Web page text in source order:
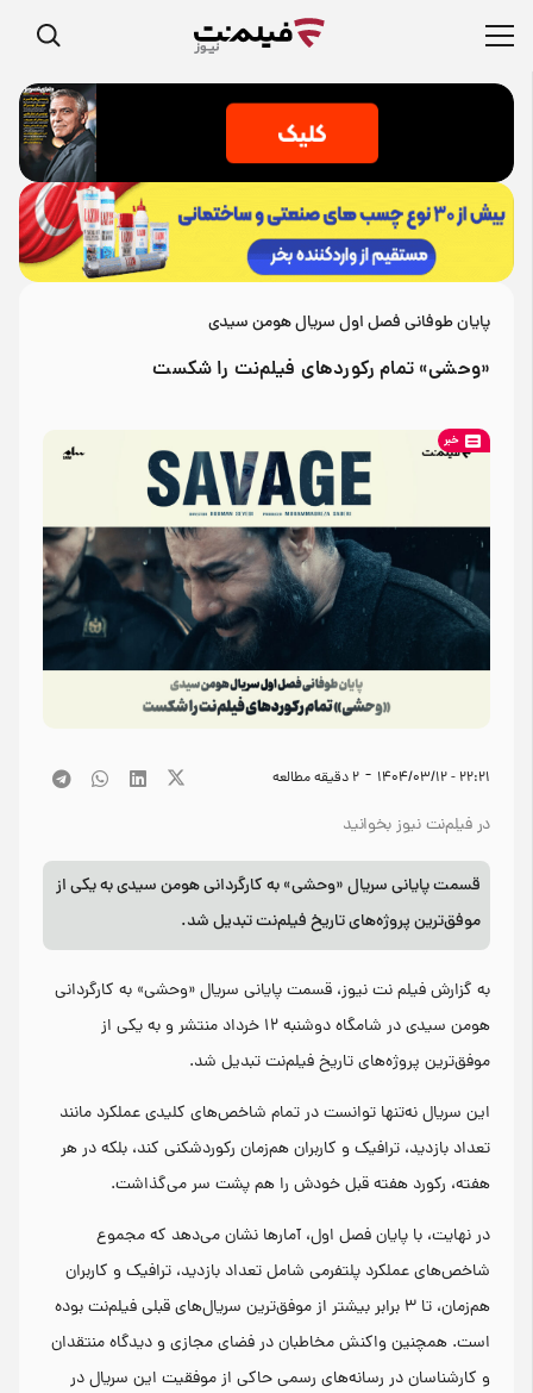
پایان طوفانی فصل اول سریال هومن سیدی
«وحشی» تمام رکوردهای فیلم‌نت را شکست
خبر
۲۲:۲۱ - ۱۴۰۴/۰۳/۱۲ -
2 دقیقه مطالعه
در فیلم‌نت نیوز بخوانید
قسمت پایانی سریال «وحشی» به کارگردانی هومن سیدی به یکی از
موفق‌ترین پروژه‌های تاریخ فیلم‌نت تبدیل شد.
به گزارش فیلم نت نیوز، قسمت پایانی سریال «وحشی» به کارگردانی
هومن سیدی در شامگاه دوشنبه ۱۲ خرداد منتشر و به یکی از
موفق‌ترین پروژه‌های تاریخ فیلم‌نت تبدیل شد.
این سریال نه‌تنها توانست در تمام شاخص‌های کلیدی عملکرد مانند
تعداد بازدید، ترافیک و کاربران هم‌زمان رکوردشکنی کند، بلکه در هر
هفته، رکورد هفته قبل خودش را هم پشت سر می‌گذاشت.
در نهایت، با پایان فصل اول، آمارها نشان می‌دهد که مجموع
شاخص‌های عملکرد پلتفرمی شامل تعداد بازدید، ترافیک و کاربران
هم‌زمان، تا ۳ برابر بیشتر از موفق‌ترین سریال‌های قبلی فیلم‌نت بوده
است. همچنین واکنش مخاطبان در فضای مجازی و دیدگاه منتقدان
و کارشناسان در رسانه‌های رسمی حاکی از موفقیت این سریال در